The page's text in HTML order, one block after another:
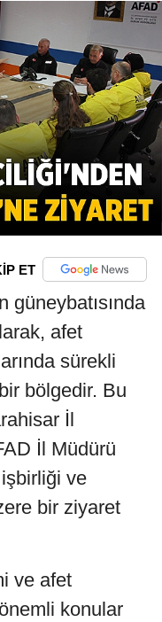
ET
güneybatısında
afet
sürekli
bölgedir. Bu
İl
İl Müdürü
işbirliği ve
bir ziyaret
ve afet
konular